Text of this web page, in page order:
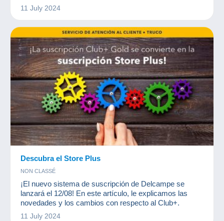
11 July 2024
Descubra el Store Plus
NON CLASSÉ
¡El nuevo sistema de suscripción de Delcampe se
lanzará el 12/08! En este artículo, le explicamos las
novedades y los cambios con respecto al Club+.
11 July 2024